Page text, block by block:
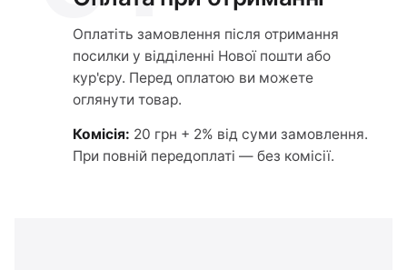
Оплатіть замовлення після отримання
посилки у відділенні Нової пошти або
кур'єру. Перед оплатою ви можете
оглянути товар.
Комісія: 20 грн + 2% від суми замовлення.
При повній передоплаті — без комісії.